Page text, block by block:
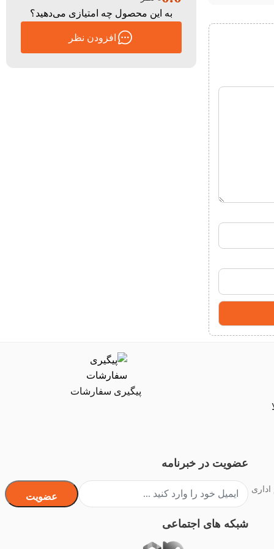
به این محصول چه امتیازی می‌دهید؟
افزودن نظر
پیگیری سفارشات
عضویت در خبرنامه
عضویت
شبکه های اجتماعی